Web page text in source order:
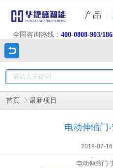
产品
全国咨询热线： 400-0808-903/
首页 最新项目
电动伸缩门
2019-07-
电动伸缩门-